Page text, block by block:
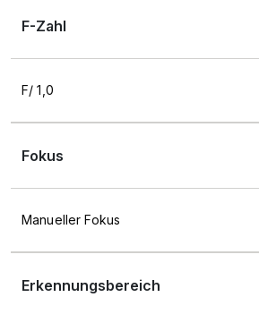
F-Zahl
F/ 1,0
Fokus
Manueller Fokus
Erkennungsbereich